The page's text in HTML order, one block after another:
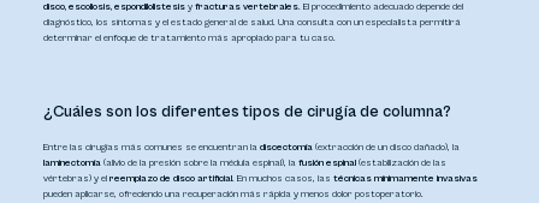
disco, escoliosis, espondilolistesisy fracturas vertebrales. El procedimiento adecuado depende del
diagnóstico, los síntomas y el estado general de salud. Una consulta con un especialista permitirá
determinar el enfoque de tratamiento más apropiado para tu caso.
¿Cuáles son los diferentes tipos de cirugía de columna?
Entre las cirugías más comunes se encuentran la discectomía(extracción de un disco dañado), la
laminectomía(alivio de la presión sobre la médula espinal), la fusión espinal(estabilización de las
vértebras) y el reemplazo de disco artificial. En muchos casos, las técnicas mínimamente invasivas
pueden aplicarse, ofreciendo una recuperación más rápida y menos dolor postoperatorio.